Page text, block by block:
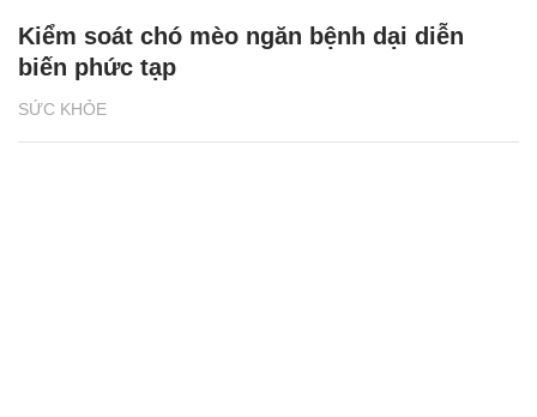
SỨC KHỎE
Kiểm soát chó mèo ngăn bệnh dại diễn
biến phức tạp